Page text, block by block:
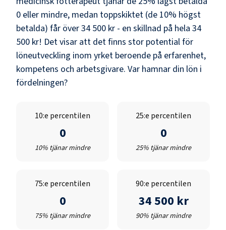
0 eller mindre, medan toppskiktet (de 10% högst
betalda) får över34 500 kr - en skillnad på hela 34
500 kr! Det visar att det finns stor potential för
löneutveckling inom yrket beroende på erfarenhet,
kompetens och arbetsgivare. Var hamnar din lön i
fördelningen?
10:e percentilen
0
10% tjänar mindre
25:e percentilen
0
25% tjänar mindre
75:e percentilen
0
75% tjänar mindre
90:e percentilen
34 500 kr
90% tjänar mindre